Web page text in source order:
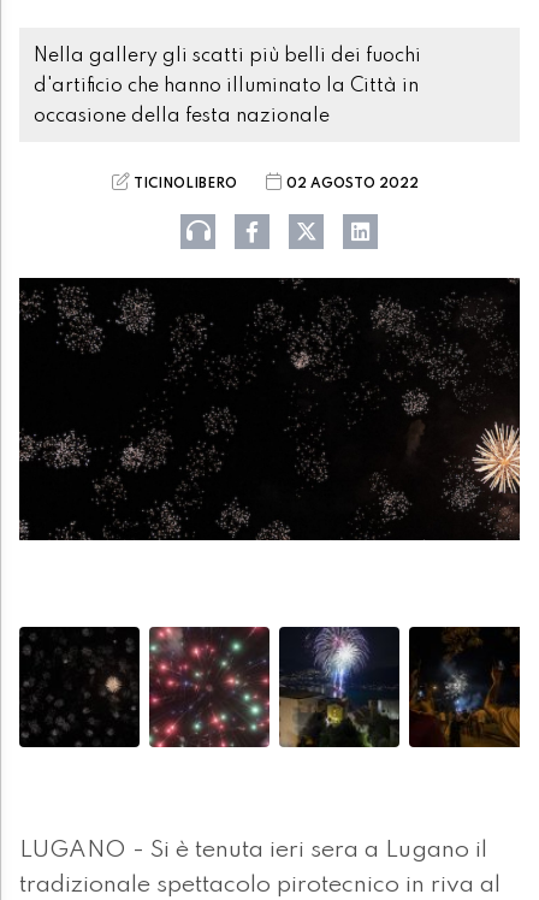
Nella gallery gli scatti più belli dei fuochi
d'artificio che hanno illuminato la Città in
occasione della festa nazionale
TICINOLIBERO 02 AGOSTO 2022
LUGANO - Si è tenuta ieri sera a Lugano il
tradizionale spettacolo pirotecnico in riva al